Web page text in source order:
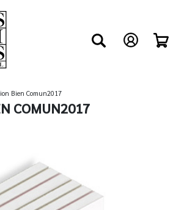
Bien Comun2017
COMUN2017